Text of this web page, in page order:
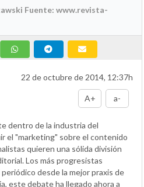
Fuente: www.revista-
22 de octubre de 2014, 12:37h
A+ a-
dentro de la industria del
el "marketing" sobre el contenido
quieren una sólida división
Los más progresistas
desde la mejor praxis de
este debate ha llegado ahora a